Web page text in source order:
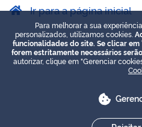
Ir para a página inicial
Para melhorar a sua
personalizados, utilizamos cookies.
funcionalidades do site. Se clicar em
forem estritamente necessários
autorizar, clique em "Gerenciar